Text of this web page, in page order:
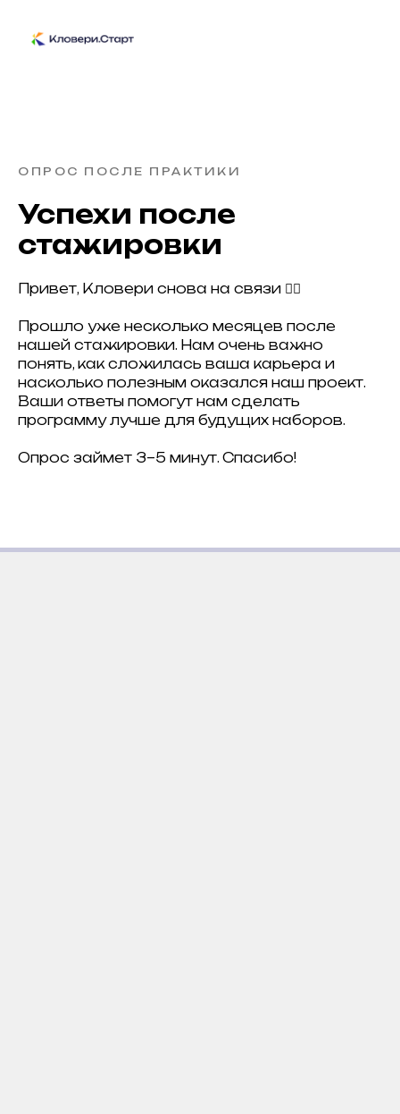
ОПРОС ПОСЛЕ ПРАКТИКИ
Успехи после
стажировки
Привет, Кловери снова на связи ✌🏻
Прошло уже несколько месяцев после
нашей стажировки. Нам очень важно
понять, как сложилась ваша карьера и
насколько полезным оказался наш проект.
Ваши ответы помогут нам сделать
программу лучше для будущих наборов.
Опрос займет 3–5 минут. Спасибо!